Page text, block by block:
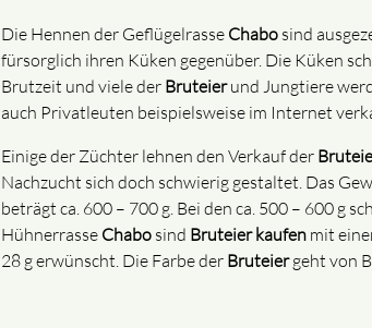
Die Hennen der Geflügelrasse Chabosind
fürsorglich ihren Küken gegenüber. Die Küken
Brutzeit und viele der Bruteierund Jungtiere
auch Privatleuten beispielsweise im Internet
Einige der Züchter lehnen den Verkauf der
Nachzucht sich doch schwierig gestaltet. Das
beträgt ca. 600 – 700 g. Bei den ca. 500 – 600 g
Hühnerrasse Chabosind Bruteier kaufenmit
28 g erwünscht. Die Farbe der Bruteiergeht von